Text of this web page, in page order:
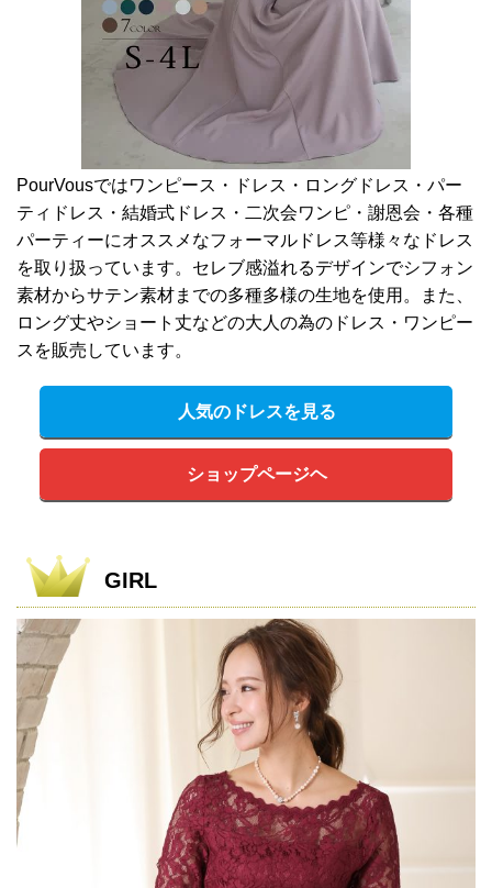
PourVousではワンピース・ドレス・ロングドレス・パー
ティドレス・結婚式ドレス・二次会ワンピ・謝恩会・各種
パーティーにオススメなフォーマルドレス等様々なドレス
を取り扱っています。セレブ感溢れるデザインでシフォン
素材からサテン素材までの多種多様の生地を使用。また、
ロング丈やショート丈などの大人の為のドレス・ワンピー
スを販売しています。
人気のドレスを見る
ショップページヘ
GIRL